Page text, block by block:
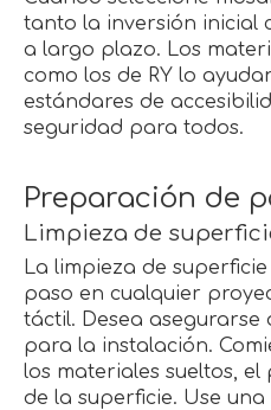
tanto la inversión inicial
a largo plazo. Los
como los de RY lo
estándares de
seguridad para todos.
Preparación de
Limpieza de
La limpieza de
paso en cualquier
táctil. Desea asegurarse
para la instalación.
los materiales sueltos, el
de la superficie. Use